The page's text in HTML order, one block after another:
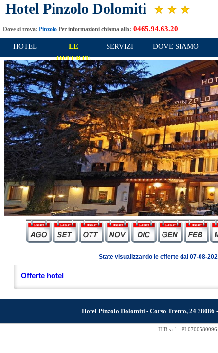
Hotel Pinzolo Dolomiti
Dove si trova: Pinzolo Per informazioni chiama allo: 0465.94.63.20
HOTEL
LE
OFFERTE
SERVIZI DOVE SIAMO
State visualizzando le offerte dal 07-08-
Offerte hotel
Hotel Pinzolo Dolomiti - Corso Trento, 24
IHB s.r.l - PI